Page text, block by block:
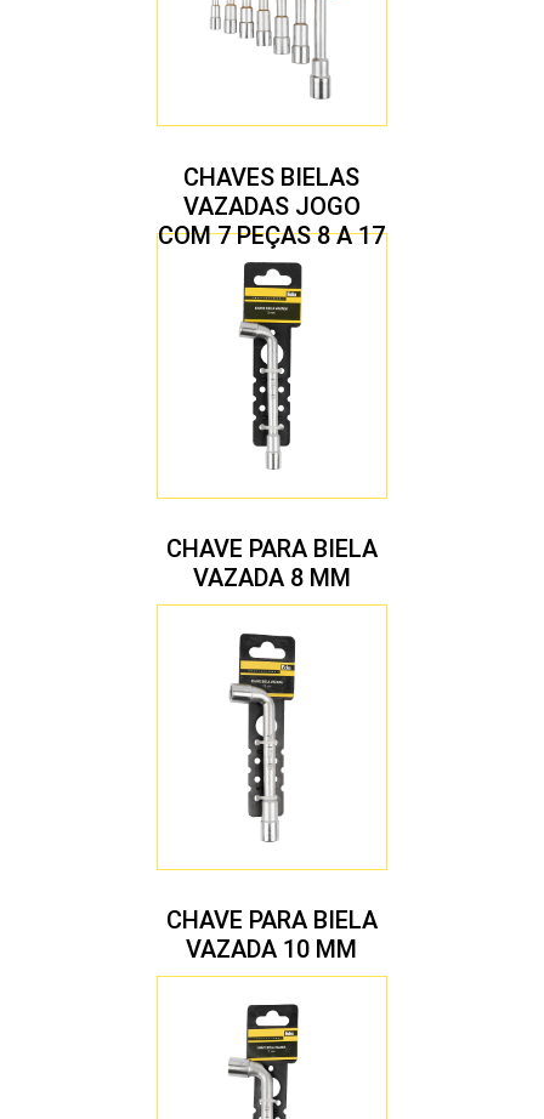
CHAVES BIELAS
VAZADAS JOGO
COM 7 PEÇAS 8 A 17
MM
CHAVE PARA BIELA
VAZADA 8 MM
CHAVE PARA BIELA
VAZADA 10 MM